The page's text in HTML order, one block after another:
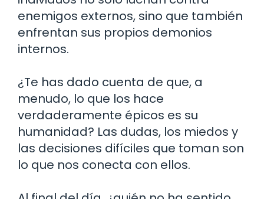
enemigos externos, sino que también
enfrentan sus propios demonios
internos.
¿Te has dado cuenta de que, a
menudo, lo que los hace
verdaderamente épicos es su
humanidad? Las dudas, los miedos y
las decisiones difíciles que toman son
lo que nos conecta con ellos.